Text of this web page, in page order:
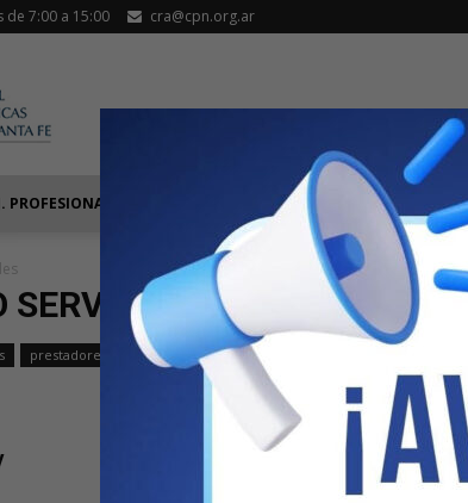
de 7:00 a 15:00 cra@cpn.org.ar
PROFESIONAL SERVICIOS SOCIALES
SOCIALES
prestadores